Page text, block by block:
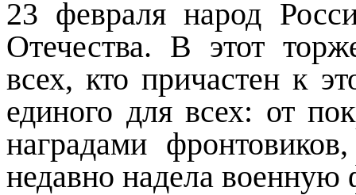
23 февраля народ
Отечества. В этот
всех, кто причастен к
единого для всех: от
наградами
недавно надела